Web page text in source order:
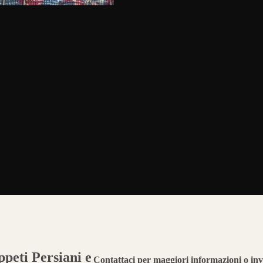
Persiani e Contattaci per maggiori informazioni o